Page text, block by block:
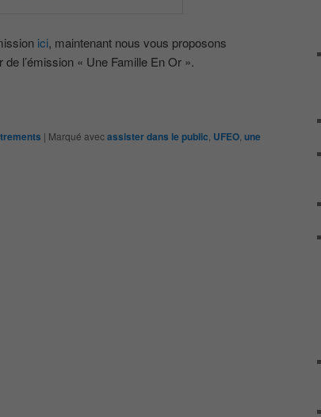
ici, maintenant nous vous proposons
l’émission « Une Famille En Or ».
| Marqué avecassister dans le public UFEO une